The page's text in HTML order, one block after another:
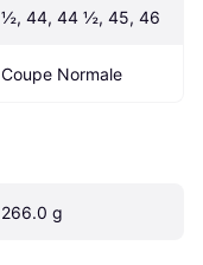
½, 44, 44 ½, 45, 46
Coupe Normale
266.0 g